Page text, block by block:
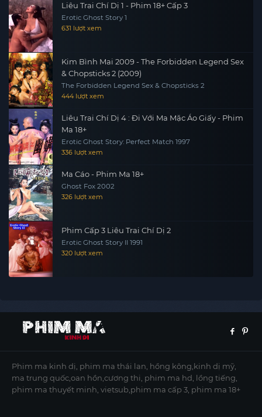
Liêu Trai Chí Dị 1 - Phim 18+ Cấp 3
Erotic Ghost Story 1
631 lượt xem
Kim Bình Mai 2009 - The Forbidden Legend Sex
& Chopsticks 2 (2009)
The Forbidden Legend Sex & Chopsticks 2
444 lượt xem
Liêu Trai Chí Dị 4 : Đi Với Ma Mặc Áo Giấy - Phim
Ma 18+
Erotic Ghost Story: Perfect Match 1997
336 lượt xem
Ma Cáo - Phim Ma 18+
Ghost Fox 2002
326 lượt xem
Phim Cấp 3 Liêu Trai Chí Dị 2
Erotic Ghost Story II 1991
320 lượt xem
Phim ma kinh dị, phim ma thái lan, hồng kông,kinh dị mỹ,
ma trung quốc,oan hồn,cương thi, phim ma hd, lồng tiếng,
phim ma thuyết minh, vietsub,phim ma cấp 3, phim ma 18+